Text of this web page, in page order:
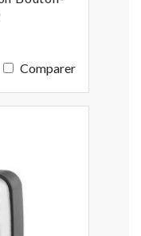
Comparer